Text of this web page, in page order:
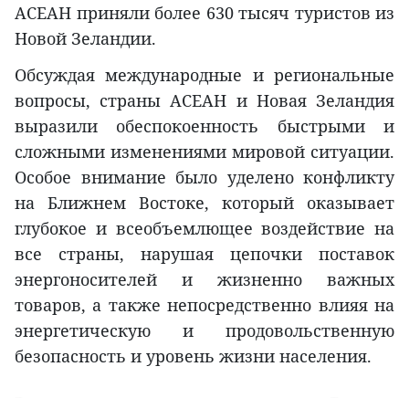
АСЕАН приняли более 630 тысяч туристов из
Новой Зеландии.
Обсуждая международные и региональные
вопросы, страны АСЕАН и Новая Зеландия
выразили обеспокоенность быстрыми и
сложными изменениями мировой ситуации.
Особое внимание было уделено конфликту
на Ближнем Востоке, который оказывает
глубокое и всеобъемлющее воздействие на
все страны, нарушая цепочки поставок
энергоносителей и жизненно важных
товаров, а также непосредственно влияя на
энергетическую и продовольственную
безопасность и уровень жизни населения.